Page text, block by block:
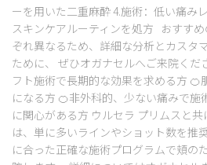
ーを用いた二重麻酔 4.施術：低い痛み
スキンケアルーティンを処方 おすす
ぞれ異なるため、詳細な分析とカスタ
ために、 ぜひオガナセルへご来院くだ
フト施術で長期的な効果を求める方 🍊
になる方 🍊非外科的、少ない痛みで施
に関心がある方 ウルセラ プリムスと
は、単に多いラインやショット数を推
に合った正確な施術プログラムで頬の